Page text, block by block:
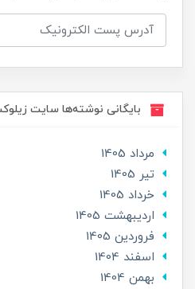
بایگانی نوشته‌ها سایت
مرداد 1405
تير 1405
خرداد 1405
ارديبهشت 1405
فروردین 1405
اسفند 1404
بهمن 1404